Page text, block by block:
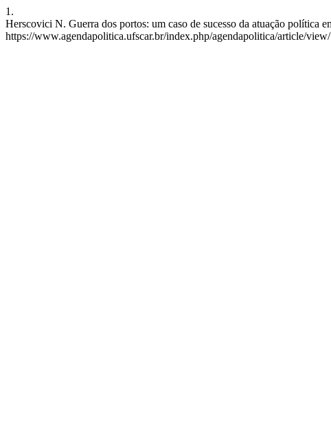
1.
Herscovici N. Guerra dos portos: um caso de sucesso da atuação política
https://www.agendapolitica.ufscar.br/index.php/agendapolitica/article/view/